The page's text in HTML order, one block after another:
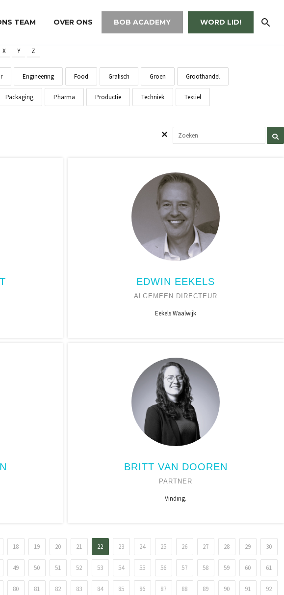
TEAM OVER ONS BOB ACADEMY WORD LID!
X Y Z
Engineering Food Grafisch Groen Groothandel
Packaging Pharma Productie Techniek Textiel
EDWIN EEKELS
ALGEMEEN DIRECTEUR
Eekels Waalwijk
BRITT VAN DOOREN
PARTNER
Vinding.
18 19 20 21 22 23 24 25 26 27 28 29 30
49 50 51 52 53 54 55 56 57 58 59 60 61
80 81 82 83 84 85 86 87 88 89 90 91 92